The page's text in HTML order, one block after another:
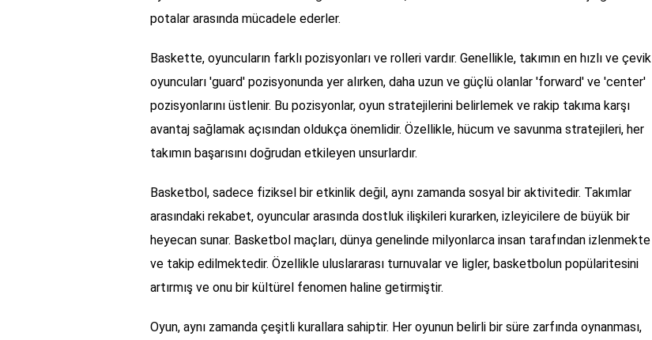
potalar arasında mücadele ederler.
Baskette, oyuncuların farklı pozisyonları ve rolleri vardır. Genellikle, takımın en hızlı ve çevik
oyuncuları 'guard' pozisyonunda yer alırken, daha uzun ve güçlü olanlar 'forward' ve 'center'
pozisyonlarını üstlenir. Bu pozisyonlar, oyun stratejilerini belirlemek ve rakip takıma karşı
avantaj sağlamak açısından oldukça önemlidir. Özellikle, hücum ve savunma stratejileri, her
takımın başarısını doğrudan etkileyen unsurlardır.
Basketbol, sadece fiziksel bir etkinlik değil, aynı zamanda sosyal bir aktivitedir. Takımlar
arasındaki rekabet, oyuncular arasında dostluk ilişkileri kurarken, izleyicilere de büyük bir
heyecan sunar. Basketbol maçları, dünya genelinde milyonlarca insan tarafından izlenmekte
ve takip edilmektedir. Özellikle uluslararası turnuvalar ve ligler, basketbolun popülaritesini
artırmış ve onu bir kültürel fenomen haline getirmiştir.
Oyun, aynı zamanda çeşitli kurallara sahiptir. Her oyunun belirli bir süre zarfında oynanması,